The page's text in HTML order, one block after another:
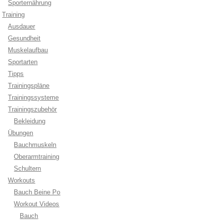
Sporternährung
Training
Ausdauer
Gesundheit
Muskelaufbau
Sportarten
Tipps
Trainingspläne
Trainingssysteme
Trainingszubehör
Bekleidung
Übungen
Bauchmuskeln
Oberarmtraining
Schultern
Workouts
Bauch Beine Po
Workout Videos
Bauch